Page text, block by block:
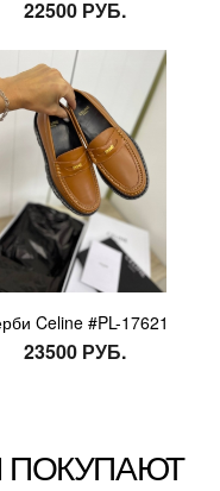
22500 РУБ.
Celine #PL-17621
23500 РУБ.
ПОКУПАЮТ